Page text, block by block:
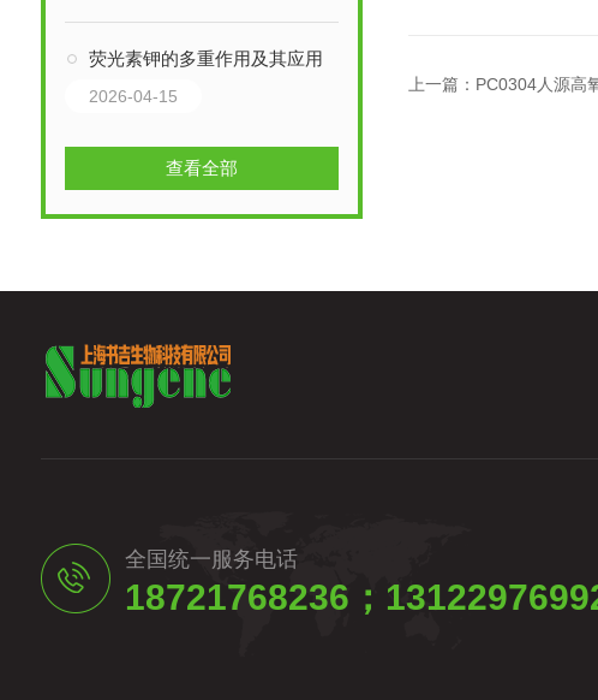
荧光素钾的多重作用及其应用
2026-04-15
查看全部
上一篇： PC0304人源高
全国统一服务电话
18721768236；